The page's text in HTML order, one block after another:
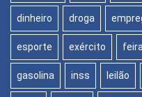
dinheiro droga
esporte exército feira
gasolina inss leilão